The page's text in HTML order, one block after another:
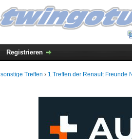
Registrieren
sonstige Treffen › 1.Treffen der Renault Freunde